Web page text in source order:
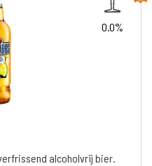
0.0%
alcoholvrij bier.